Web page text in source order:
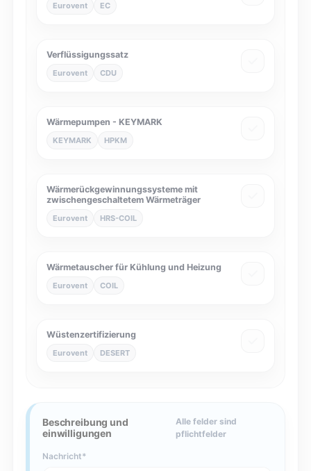
Eurovent EC
Verflüssigungssatz
Eurovent CDU
Wärmepumpen - KEYMARK
KEYMARK HPKM
Wärmerückgewinnungssysteme mit
zwischengeschaltetem Wärmeträger
Eurovent HRS-COIL
Wärmetauscher für Kühlung und Heizung
Eurovent COIL
Wüstenzertifizierung
Eurovent DESERT
Beschreibung und
einwilligungen
Alle felder sind
pflichtfelder
Nachricht